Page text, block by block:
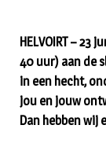
HELVOIRT – 23
40 uur) aan de
in een hecht,
jou en jouw
Dan hebben wij